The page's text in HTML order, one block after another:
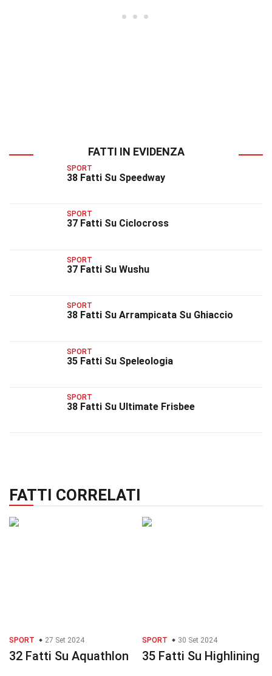
FATTI IN EVIDENZA
SPORT
38 Fatti Su Speedway
SPORT
37 Fatti Su Ciclocross
SPORT
37 Fatti Su Wushu
SPORT
38 Fatti Su Arrampicata Su Ghiaccio
SPORT
35 Fatti Su Speleologia
SPORT
38 Fatti Su Ultimate Frisbee
FATTI CORRELATI
SPORT 27 Set 2024
32 Fatti Su Aquathlon
SPORT 30 Set 2024
35 Fatti Su Highlining